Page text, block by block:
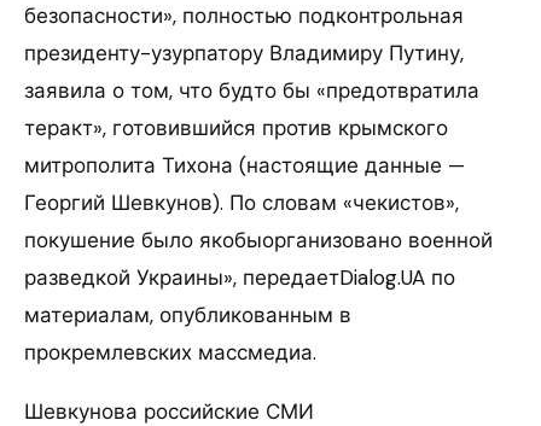
безопасности», полностью подконтрольная
президенту-узурпатору Владимиру Путину,
заявила о том, что будто бы «предотвратила
теракт», готовившийся против крымского
митрополита Тихона (настоящие данные —
Георгий Шевкунов). По словам «чекистов»,
покушение было якобыорганизовано военной
разведкой Украины», передаетDialog.UA по
материалам, опубликованным в
прокремлевских массмедиа.
Шевкунова российские СМИ